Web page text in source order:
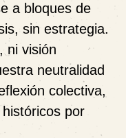
a bloques de
sin estrategia.
ni visión
neutralidad
colectiva,
por